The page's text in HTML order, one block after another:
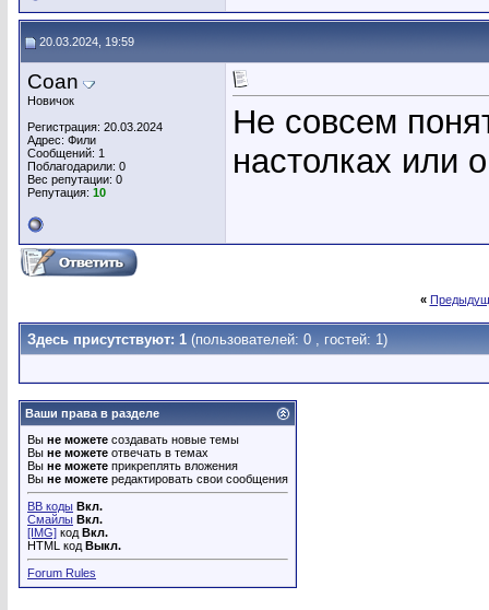
20.03.2024, 19:59
Coan
Новичок
Регистрация: 20.03.2024
Адрес: Фили
Сообщений: 1
Поблагодарили: 0
Вес репутации: 0
Репутация: 10
Не совсем
настолках или
«
Здесь присутствуют: 1 (пользователей: 0 , гостей: 1)
Ваши права в разделе
Вы не можете создавать новые темы
Вы не можете отвечать в темах
Вы не можете прикреплять вложения
Вы не можете редактировать свои сообщения
BB коды Вкл.
Смайлы Вкл.
[IMG] код Вкл.
HTML код Выкл.
Forum Rules